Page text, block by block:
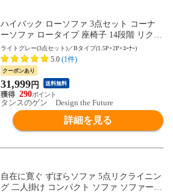
ハイバック ローソファ 3点セット コーナ
ーソファ ロータイプ 座椅子 14段階 リクラ
イニング ローソファー 3人掛け フロアソ
ファー フロアソファ ソファー 【超大型】
15210200〔ライトグレー【3点Bタイプ】〕
【予約】9月上旬※9/10までに出荷予定
ライトグレー(3点セット)／Bタイプ(1.5P+2P+ｺｰﾅｰ)
5.0 (1件)
クーポンあり
31,999円 送料無料
290
タンスのゲン Design the Future
詳細を見る
自在に寛ぐ ずぼらソファ 5点リクライニン
グ 二人掛け コンパクト ソファ ソファー